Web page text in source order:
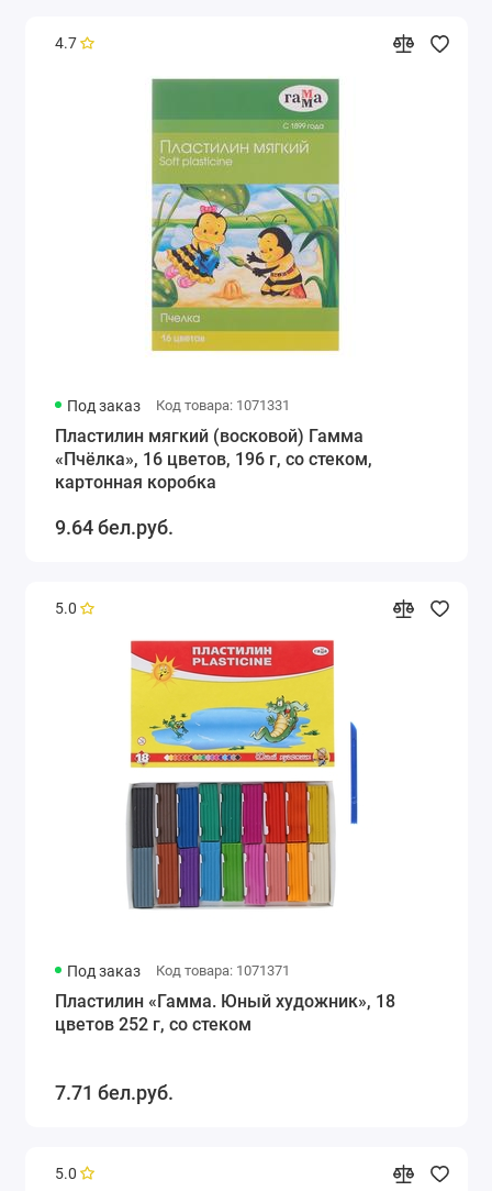
4.7
Под заказ Код товара: 1071331
Пластилин мягкий (восковой) Гамма
«Пчёлка», 16 цветов, 196 г, со стеком,
картонная коробка
9.64 бел.руб.
5.0
Под заказ Код товара: 1071371
Пластилин «Гамма. Юный художник», 18
цветов 252 г, со стеком
7.71 бел.руб.
5.0